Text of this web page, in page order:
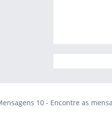
10 - Encontre as